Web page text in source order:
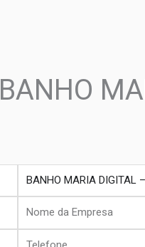
BANHO
produto
Nome
da
Telefone